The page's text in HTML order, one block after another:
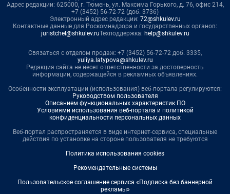
Адрес редакции: 625000, г. Тюмень, ул. Максима Горького, д. 76, офис 214,
+7 (3452) 56-72-72 (доб. 3736)
Электронный адрес редакции: 72@shkulev.ru
Контактные данные для Роскомнадзора и государственных органов:
juristchel@shkulev.ruТехподдержка: help@shkulev.ru
Связаться с отделом продаж: +7 (3452) 56-72-72 доб. 3335,
yuliya.latypova@shkulev.ru
Редакция сайта не несет ответственности за достоверность
информации, содержащейся в рекламных объявлениях.
Особенности эксплуатации (использования) веб-портала регулируются:
Руководством пользователя
Описанием функциональных характеристик ПО
Условиями использования веб-портала и политикой
конфиденциальности персональных данных
Веб-портал распространяется в виде интернет-сервиса, специальные
действия по установке на стороне пользователя не требуются
Политика использования cookies
Рекомендательные системы
Пользовательское соглашение сервиса «Подписка без баннерной
рекламы»